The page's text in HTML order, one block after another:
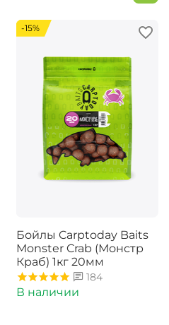
-15%
Бойлы Carptoday Baits
Monster Crab (Монстр
Краб) 1кг 20мм
184
В наличии